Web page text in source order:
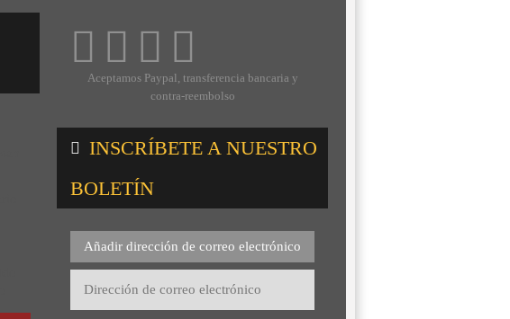
Aceptamos Paypal, transferencia bancaria y
contra-reembolso
INSCRÍBETE A NUESTRO
BOLETÍN
Añadir dirección de correo electrónico